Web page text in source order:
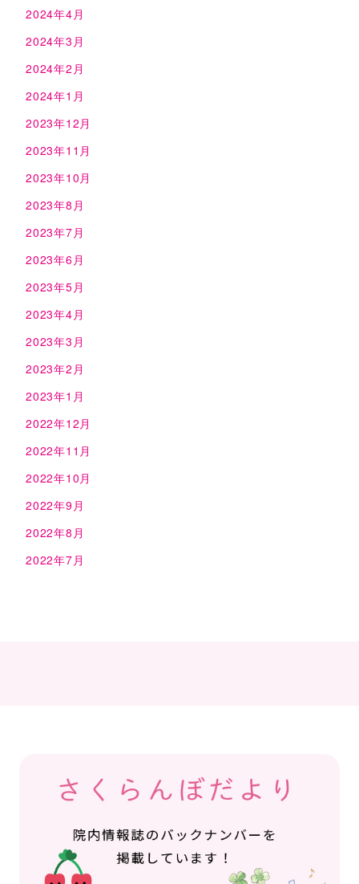
2024年4月
2024年3月
2024年2月
2024年1月
2023年12月
2023年11月
2023年10月
2023年8月
2023年7月
2023年6月
2023年5月
2023年4月
2023年3月
2023年2月
2023年1月
2022年12月
2022年11月
2022年10月
2022年9月
2022年8月
2022年7月